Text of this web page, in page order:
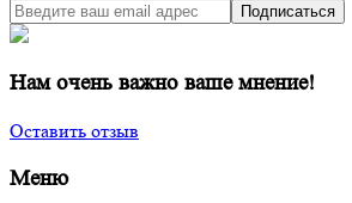
Подписаться
Нам очень важно ваше мнение!
Оставить отзыв
Меню